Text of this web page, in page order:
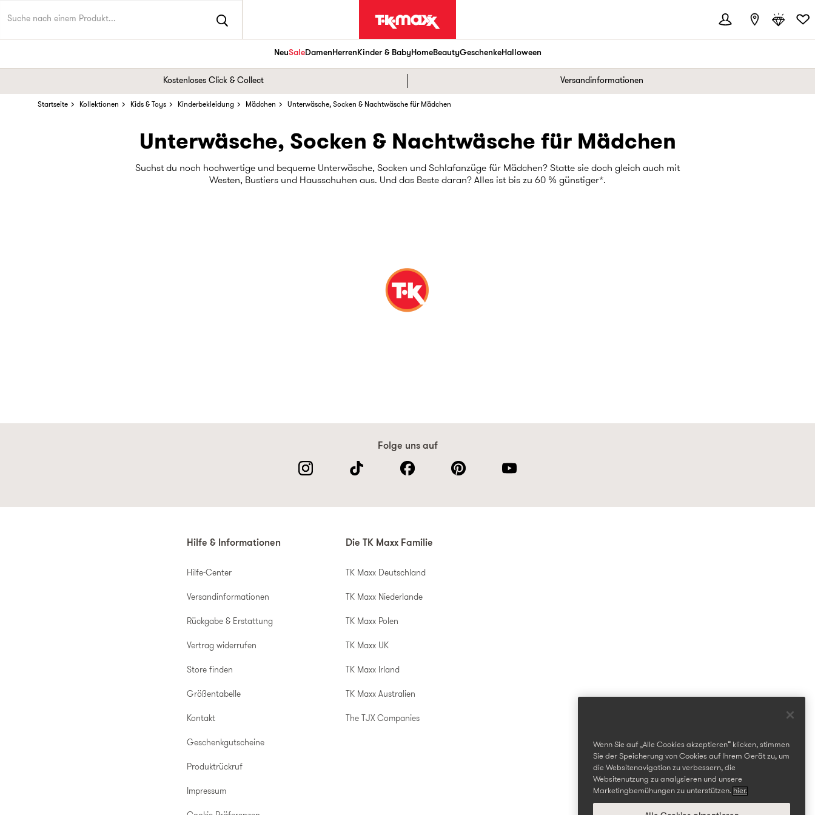
NeuSaleDamenHerrenKinder & BabyHomeBeautyGeschenkeHalloween
Kostenloses Click & Collect Versandinformationen
Startseite Kollektionen Kids & Toys Kinderbekleidung Mädchen Unterwäsche, Socken & Nachtwäsche für Mädchen
Unterwäsche, Socken & Nachtwäsche für Mädchen
Suchst du noch hochwertige und bequeme Unterwäsche, Socken und Schlafanzüge für Mädchen? Statte sie doch gleich auch mit
Westen, Bustiers und Hausschuhen aus. Und das Beste daran? Alles ist bis zu 60 % günstiger*.
Folge uns auf
Hilfe & Informationen
Hilfe-Center
Versandinformationen
Rückgabe & Erstattung
Vertrag widerrufen
Store finden
Größentabelle
Kontakt
Geschenkgutscheine
Produktrückruf
Impressum
Die TK Maxx Familie
TK Maxx Deutschland
TK Maxx Niederlande
TK Maxx Polen
TK Maxx UK
TK Maxx Irland
TK Maxx Australien
The TJX Companies
Wenn Sie auf „Alle Cookies akzeptieren“ klicken, stimmen
Sie der Speicherung von Cookies auf Ihrem Gerät zu, um
die Websitenavigation zu verbessern, die
Websitenutzung zu analysieren und unsere
Marketingbemühungen zu unterstützen. hier.